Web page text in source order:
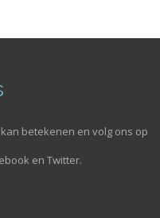
betekenen en volg ons op
en Twitter.